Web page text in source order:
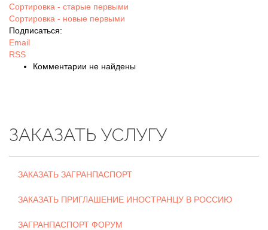
Сортировка - старые первыми
Сортировка - новые первыми
Подписаться:
Email
RSS
Комментарии не найдены
ЗАКАЗАТЬ УСЛУГУ
ЗАКАЗАТЬ ЗАГРАНПАСПОРТ
ЗАКАЗАТЬ ПРИГЛАШЕНИЕ ИНОСТРАНЦУ В РОССИЮ
ЗАГРАНПАСПОРТ ФОРУМ